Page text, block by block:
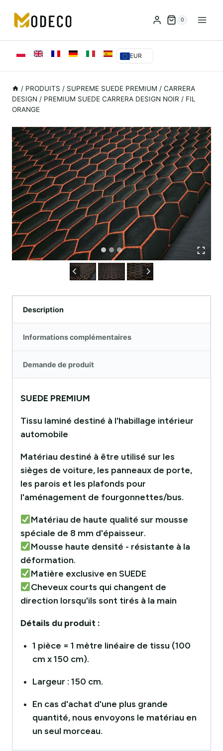
content
0
EUR
/ PRODUITS / SUPREME SUEDE PREMIUM / CARRERA
DESIGN / PREMIUM SUEDE CARRERA DESIGN NOIR / FIL
ORANGE
Description
Informations complémentaires
Demande de produit
SUEDE PREMIUM
Tissu laminé destiné à l'habillage intérieur
automobile
Matériau destiné à être utilisé sur les
sièges de voiture, les panneaux de porte,
les parois et les plafonds pour
l'aménagement de fourgonnettes/bus.
Matériau de haute qualité sur mousse
spéciale de 8 mm d'épaisseur.
Mousse haute densité - résistante à la
déformation.
Matière exclusive en SUEDE
Cheveux courts qui changent de
direction lorsqu'ils sont tirés à la main
Détails du produit :
1 pièce = 1 mètre linéaire de tissu (100
cm x 150 cm).
Largeur : 150 cm.
En cas d'achat d'une plus grande
quantité, nous envoyons le matériau en
un seul morceau.